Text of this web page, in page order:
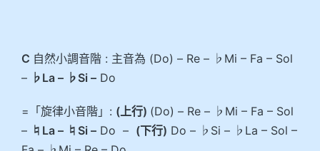
C 自然小調音階 : 主音為 (Do) – Re – ♭Mi – Fa – Sol
– ♭La – ♭Si – Do
=「旋律小音階」: (上行) (Do) – Re – ♭Mi – Fa – Sol
– ♮La – ♮Si – Do – (下行) Do – ♭Si – ♭La – Sol –